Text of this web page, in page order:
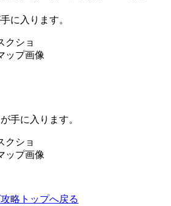
に入ります。
が手に入ります。
略トップへ戻る